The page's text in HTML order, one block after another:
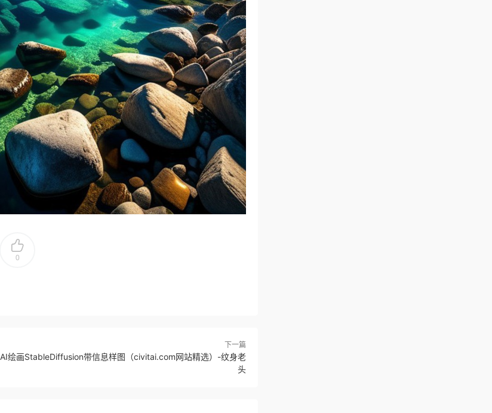
0
下一篇
AI绘画StableDiffusion带信息样图（civitai.com网站精选）-纹身老
头